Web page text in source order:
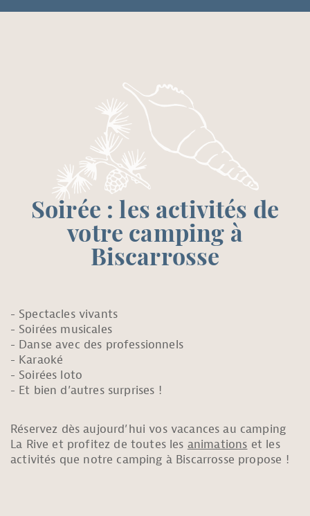
Soirée : les activités de
votre camping à
Biscarrosse
Spectacles vivants
Soirées musicales
Danse avec des professionnels
Karaoké
Soirées loto
Et bien d’autres surprises !
Réservez dès aujourd’hui vos vacances au camping
La Rive et profitez de toutes les animations et les
activités que notre camping à Biscarrosse propose !